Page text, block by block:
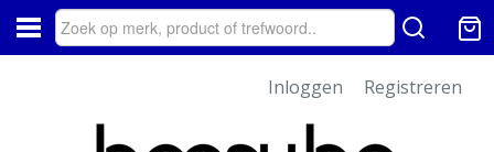
Inloggen Registreren